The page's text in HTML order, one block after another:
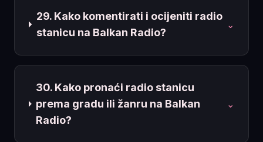
29. Kako komentirati i ocijeniti radio
stanicu na Balkan Radio?
⌄
30. Kako pronaći radio stanicu
prema gradu ili žanru na Balkan
Radio?
⌄